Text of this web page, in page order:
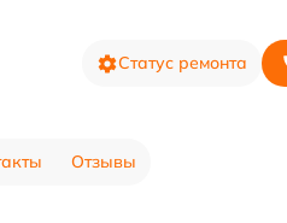
Статус ремонта
Отзывы